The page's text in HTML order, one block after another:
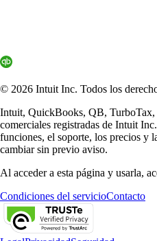
© 2026 Intuit Inc. Todos los
Intuit, QuickBooks, QB, TurboTax,
comerciales registradas de Intuit
funciones, el soporte, los precios y
cambiar sin previo aviso.
Al acceder a esta página y usarla,
Condiciones del servicioContacto